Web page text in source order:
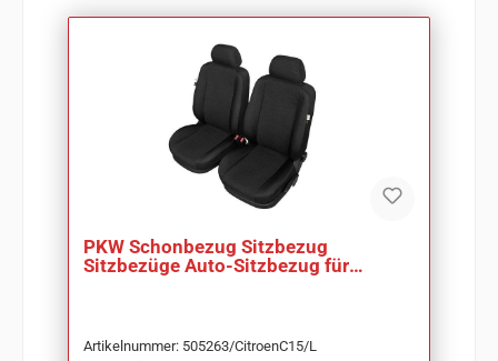
PKW Schonbezug Sitzbezug
Sitzbezüge Auto-Sitzbezug für
Artikelnummer: 505263/CitroenC15/L